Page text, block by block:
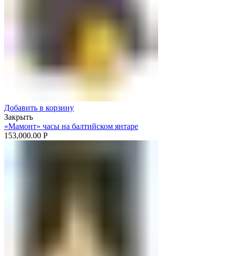
Добавить в корзину
Закрыть
«Мамонт» часы на балтийском янтаре
153,000.00 Р